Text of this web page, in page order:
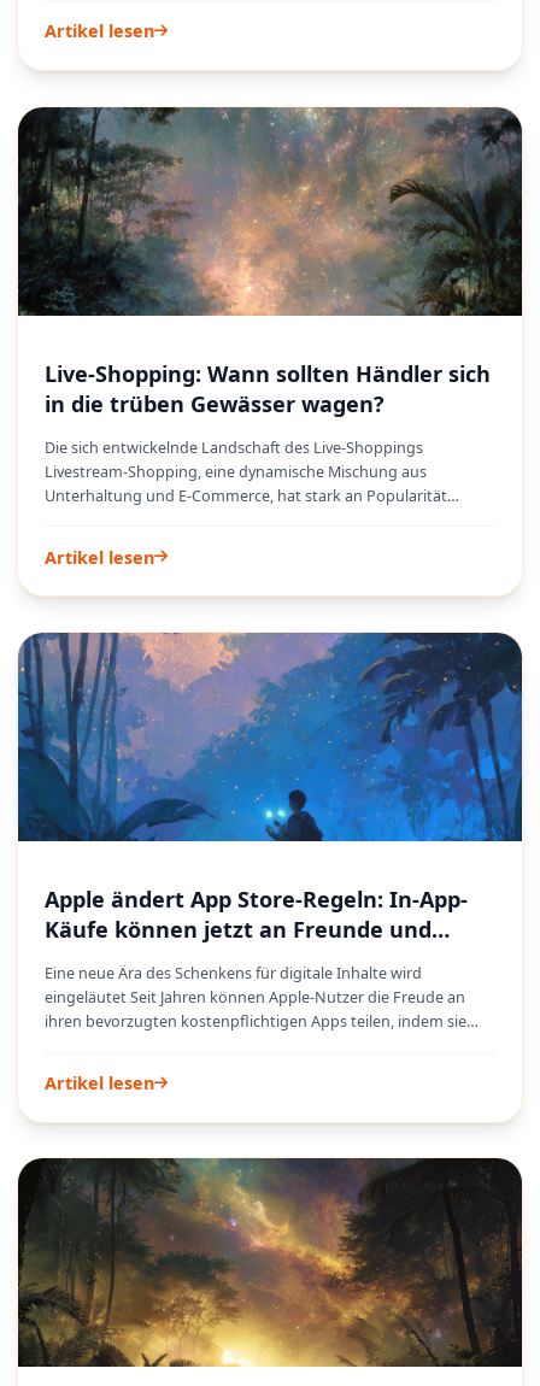
zeitaufwändiger und komplexer Prozess sein. 1ForAll AI ist eine
leistungsstarke Lösung, die darauf abzielt, das einzige KI-
Diese umfassende Plattform konsolidiert eine breite Palette
von KI-Funktionalitäten in einer einzigen, intuitiven Oberfläche,
strafft Arbeitsabläufe und erschließt beispiellose kreative
Potenziale. Von der Generierung realistischer Voiceovers bis
hin zur Erstellung beeindruckender Grafiken und
ansprechender Videos – 1ForAll AI ermöglicht es Benutzern,
vielfältige Inhalte zu produzieren, ohne sich mit der
Verwaltung unterschiedlicher Abonnements oder Tools
herumschlagen zu müssen.
Artikel lesen
Live-Shopping: Wann sollten Händler sich
in die trüben Gewässer wagen?
Die sich entwickelnde Landschaft des Live-Shoppings
Livestream-Shopping, eine dynamische Mischung aus
Unterhaltung und E-Commerce, hat stark an Popularität
Plattformen und Influencer-Kooperationen sein Wachstum
befeuert haben, beobachten etablierte Einzelhändler diese
direkter Kundeninteraktion und Impulskäufe ist unbestreitbar,
doch die Investitionen in Technologie, Content-Erstellung und
Personal können entmutigend wirken. Dieser aufstrebende
Kanal birgt trotz seines Potenzials komplexe Überlegungen für
Unternehmen, die an traditionelle Einzelhandelsmodelle
gewöhnt sind. Zu verstehen, wann und wie man sich auf den
Live-Shopping-Zug aufsetzt, ist entscheidend für Einzelhändler,
die innovativ sein und eine neue Welle von Käufern gewinnen
wollen.
Artikel lesen
Apple ändert App Store-Regeln: In-App-
Käufe können jetzt an Freunde und
Familie verschenkt werden
Eine neue Ära des Schenkens für digitale Inhalte wird
eingeläutet Seit Jahren können Apple-Nutzer die Freude an
ihren bevorzugten kostenpflichtigen Apps teilen, indem sie
Geschenkfunktion auf die unzähligen In-App-Käufe
auszuweiten, die unsere App-Erlebnisse bereichern. Ob es
Währung in einem Spiel zu erwerben oder einen exklusiven
Dienst innerhalb einer App zu abonnieren, diese digitalen
Güter blieben für Geschenke unzugänglich. Diese neue
Richtlinienänderung von Apple schließt diese Lücke endlich
und ermöglicht es Nutzern, mehr als nur die App selbst zu
teilen, sondern auch die Erweiterungen, die diese Apps
besonders machen.
Artikel lesen